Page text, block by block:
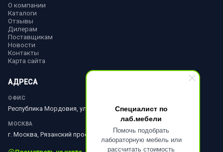
Специалист по
лаб.мебели
Помочь подобрать
лабораторную мебель или
рассчитать стоимость
О компании
Каталоги
Отзывы
Дилерам
Поставщикам
Новости
Контакты
Карта сайта
АДРЕСА
ОФИС
Республика Мордовия, ул. Ленина, д. 51
МОСКВА
г. Москва, Рязанский просп., д. 10, стр. 18